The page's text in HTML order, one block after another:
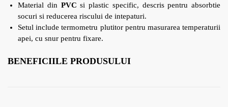
Material din PVC si plastic specific, descris pentru absorbtie
socuri si reducerea riscului de intepaturi.
Setul include termometru plutitor pentru masurarea temperaturii
apei, cu snur pentru fixare.
BENEFICIILE PRODUSULUI